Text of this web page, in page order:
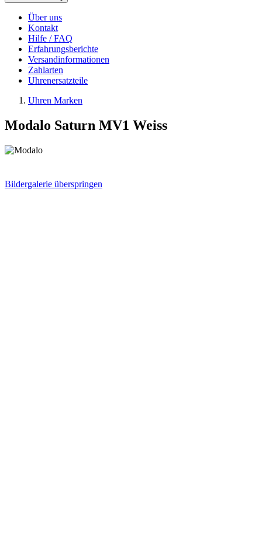
Über uns
Kontakt
Hilfe / FAQ
Erfahrungsberichte
Versandinformationen
Zahlarten
Uhrenersatzteile
Uhren Marken
Modalo Saturn MV1 Weiss
Bildergalerie überspringen